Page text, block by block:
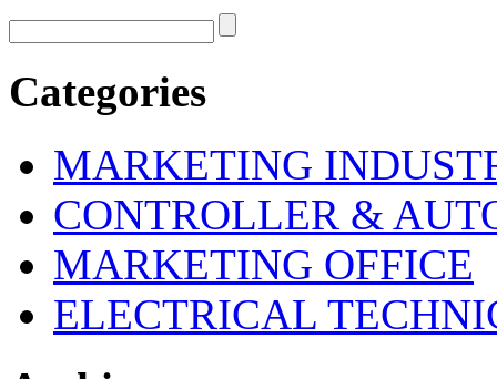
Categories
MARKETING
CONTROLLER &
MARKETING OFFICE
ELECTRICAL